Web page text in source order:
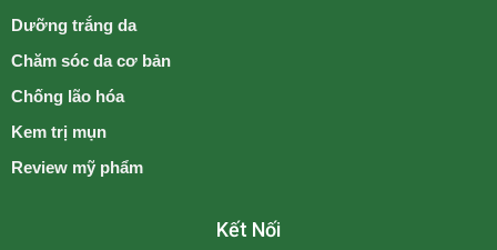
Dưỡng trắng da
Chăm sóc da cơ bản
Chống lão hóa
Kem trị mụn
Review mỹ phẩm
Kết Nối